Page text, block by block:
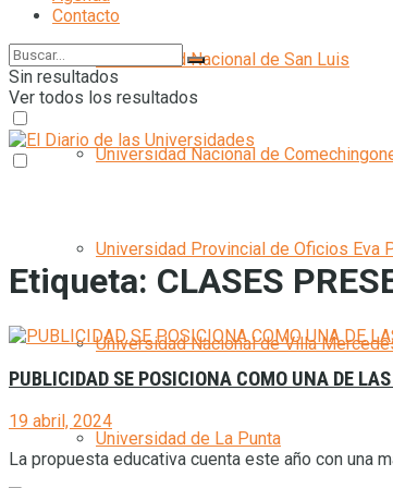
Universidad Nacional de San Luis
Universidad Nacional de
Universidad Provincial de Oficios Eva
Universidad Nacional de Villa
Universidad de La Punta
Contacto
Sin resultados
Ver todos los resultados
Etiqueta: CLASES
PUBLICIDAD SE POSICIONA COMO UNA DE
19 abril, 2024
La propuesta educativa cuenta este año con una